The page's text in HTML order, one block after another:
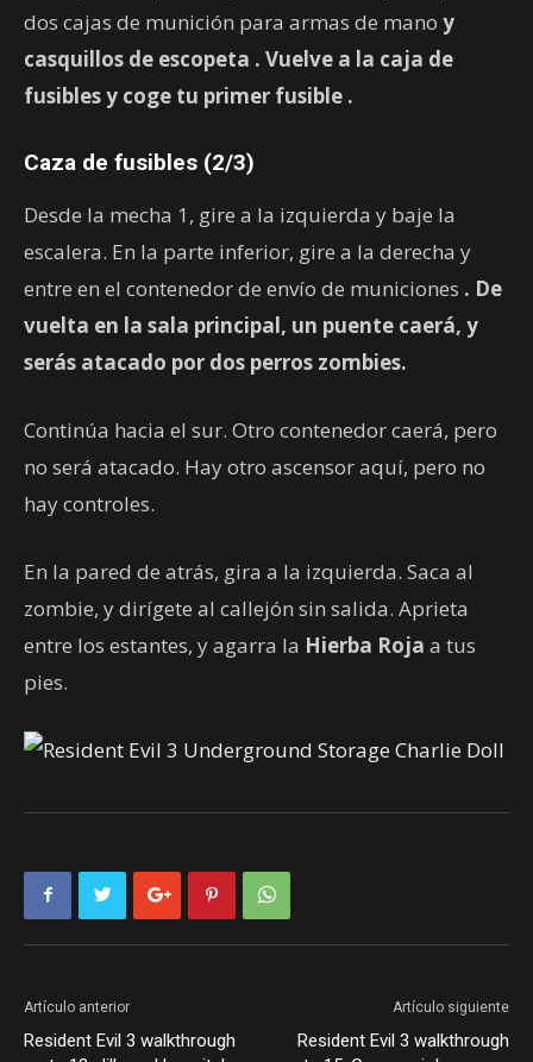
dos cajas de munición para armas de mano y
casquillos de escopeta . Vuelve a la caja de
fusibles y coge tu primer fusible .
Caza de fusibles (2/3)
Desde la mecha 1, gire a la izquierda y baje la
escalera. En la parte inferior, gire a la derecha y
entre en el contenedor de envío de municiones . De
vuelta en la sala principal, un puente caerá, y
serás atacado por dos perros zombies.
Continúa hacia el sur. Otro contenedor caerá, pero
no será atacado. Hay otro ascensor aquí, pero no
hay controles.
En la pared de atrás, gira a la izquierda. Saca al
zombie, y dirígete al callejón sin salida. Aprieta
entre los estantes, y agarra la Hierba Roja a tus
pies.
Artículo anterior
Resident Evil 3 walkthrough
Artículo siguiente
Resident Evil 3 walkthrough